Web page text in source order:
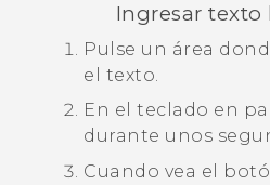
Ingresar
Pulse un área
el texto.
En el teclado en
durante unos
Cuando vea el